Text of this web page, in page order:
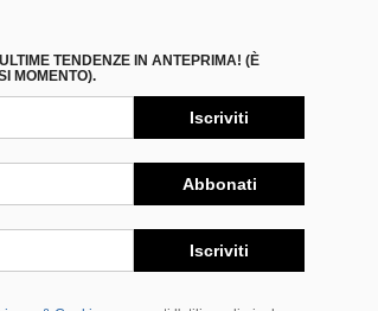
TENDENZE IN ANTEPRIMA! (È
MOMENTO).
Iscriviti
Abbonati
Iscriviti